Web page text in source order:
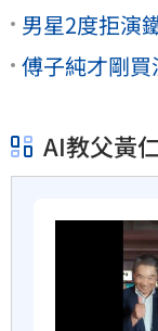
男星2度拒演
傅子純才剛
AI教父黃